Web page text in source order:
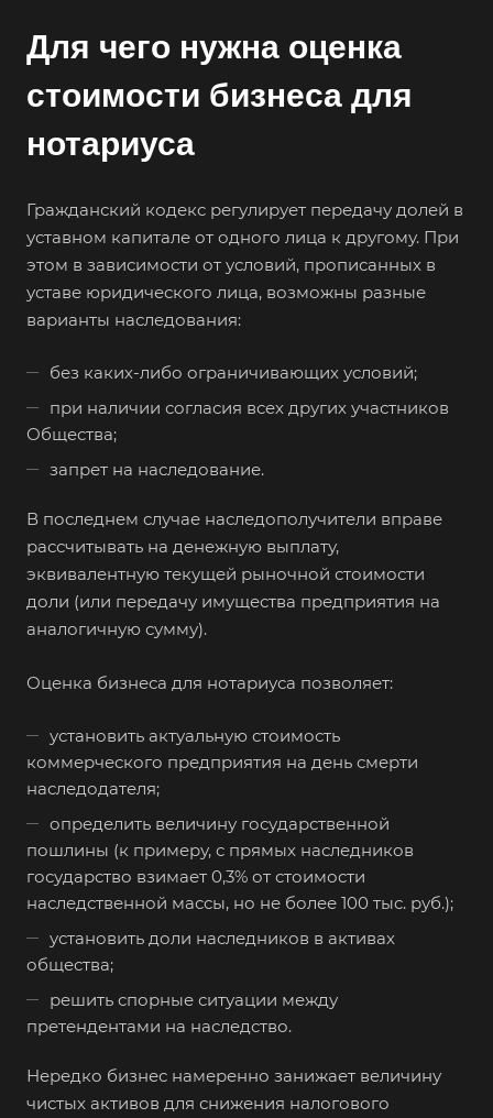
Для чего нужна оценка
стоимости бизнеса для
нотариуса
Гражданский кодекс регулирует передачу долей в
уставном капитале от одного лица к другому. При
этом в зависимости от условий, прописанных в
уставе юридического лица, возможны разные
варианты наследования:
без каких-либо ограничивающих условий;
при наличии согласия всех других участников
Общества;
запрет на наследование.
В последнем случае наследополучители вправе
рассчитывать на денежную выплату,
эквивалентную текущей рыночной стоимости
доли (или передачу имущества предприятия на
аналогичную сумму).
Оценка бизнеса для нотариуса позволяет:
установить актуальную стоимость
коммерческого предприятия на день смерти
наследодателя;
определить величину государственной
пошлины (к примеру, с прямых наследников
государство взимает 0,3% от стоимости
наследственной массы, но не более 100 тыс. руб.);
установить доли наследников в активах
общества;
решить спорные ситуации между
претендентами на наследство.
Нередко бизнес намеренно занижает величину
чистых активов для снижения налогового